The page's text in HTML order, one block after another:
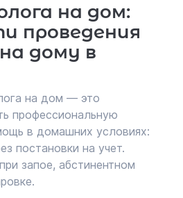
на дом:
проведения
дому в
на дом — это
профессиональную
в домашних условиях:
постановки на учет.
запое, абстинентном